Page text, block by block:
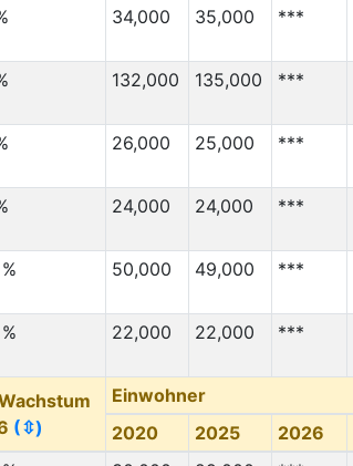
34,000 35,000 ***
132,000 135,000 ***
26,000 25,000 ***
24,000 24,000 ***
50,000 49,000 ***
22,000 22,000 ***
(⇳)
Einwohner
2020
2025 2026